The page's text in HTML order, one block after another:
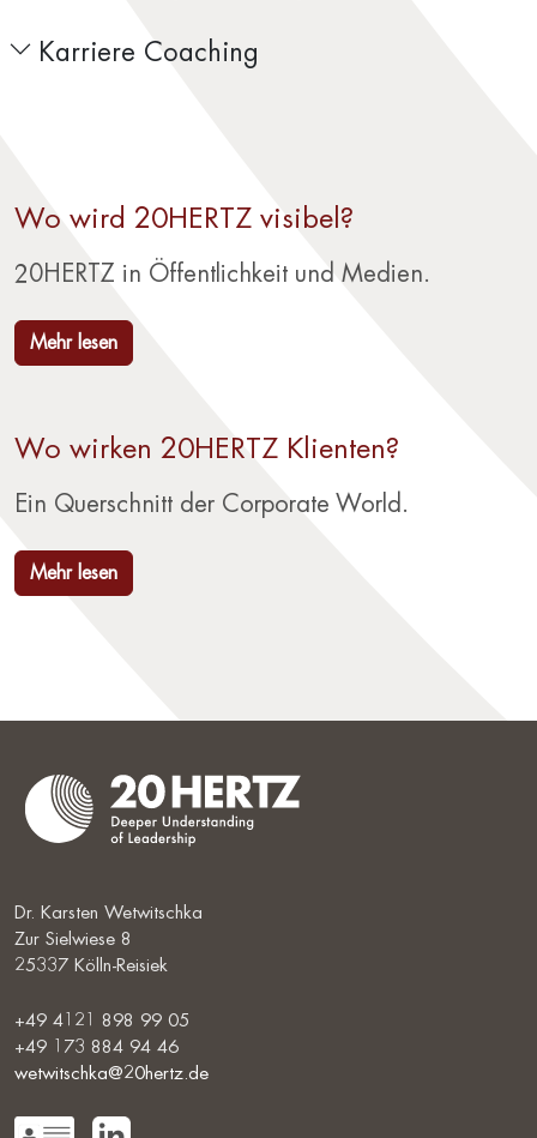
Karriere Coaching
Wo wird 20HERTZ visibel?
20HERTZ in Öffentlichkeit und Medien.
Mehr lesen
Wo wirken 20HERTZ Klienten?
Ein Querschnitt der Corporate World.
Mehr lesen
Dr. Karsten Wetwitschka
Zur Sielwiese 8
25337 Kölln-Reisiek
+49 4121 898 99 05
+49 173 884 94 46
wetwitschka@20hertz.de